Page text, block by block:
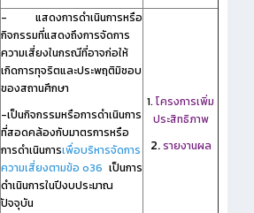
- แสดงการดำเนินการหรือ
กิจกรรมที่แสดงถึงการจัดการ
ความเสี่ยงในกรณีที่อาจก่อให้
เกิดการทุจริตและประพฤติมิชอบ
ของสถานศึกษา
-เป็นกิจกรรมหรือการดำเนินการ
ที่สอดคล้องกับมาตรการหรือ
การดำเนินการเพื่อบริหารจัดการ
ความเสี่ยงตามข้อ o36 เป็นการ
ดำเนินการในปีงบประมาณ
ปัจจุบัน
1. โครงการเพิ่ม
ประสิทธิภาพ
2.รายงานผล